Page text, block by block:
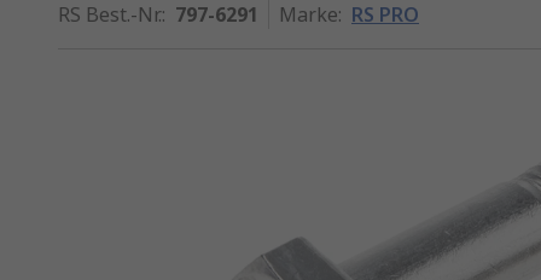
RS Best.-Nr.: 797-6291 Marke: RS PRO